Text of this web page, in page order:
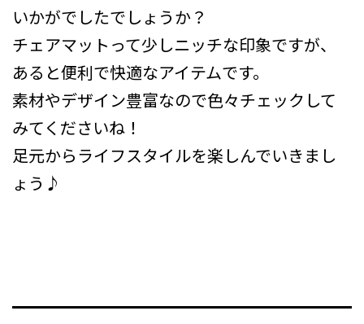
いかがでしたでしょうか？
チェアマットって少しニッチな印象ですが、
あると便利で快適なアイテムです。
素材やデザイン豊富なので色々チェックして
みてくださいね！
足元からライフスタイルを楽しんでいきまし
ょう♪